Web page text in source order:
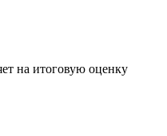
на итоговую оценку